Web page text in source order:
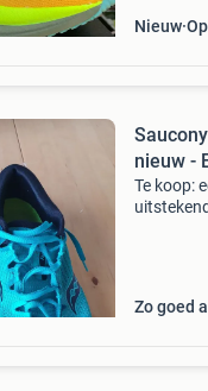
Nieuw
nieuw -
Te koop:
Zo goed